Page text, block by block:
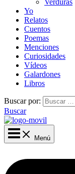
Verduras
Yo
Relatos
Cuentos
Poemas
Menciones
Curiosidades
Vídeos
Galardones
Libros
Buscar por:
Buscar
Menú